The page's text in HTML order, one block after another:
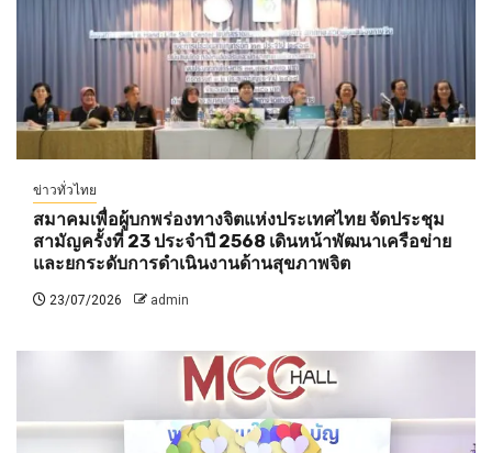
ข่าวทั่วไทย
สมาคมเพื่อผู้บกพร่องทางจิตแห่งประเทศไทย จัดประชุม
สามัญครั้งที่ 23 ประจำปี 2568 เดินหน้าพัฒนาเครือข่าย
และยกระดับการดำเนินงานด้านสุขภาพจิต
23/07/2026 admin